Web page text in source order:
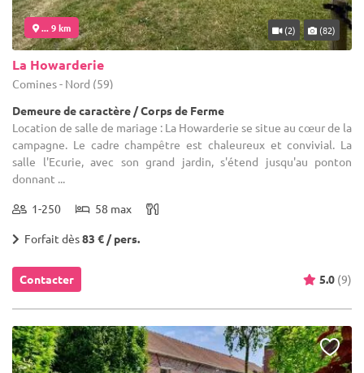
... 9 km (2) (82)
La Howarderie
Comines - Nord (59)
Demeure de caractère / Corps de Ferme
Location de salle de mariage : La Howarderie se situe au cœur de la
campagne. Le cadre champêtre est chaleureux et convivial. La
salle l'Ecurie, avec son grand jardin, s'étend jusqu'au ponton
donnant ...
1-250 58 max
Forfait dès83 € / pers.
Contacter 5.0 (9)